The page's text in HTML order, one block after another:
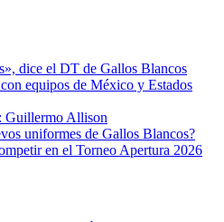
dice el DT de Gallos Blancos
equipos de México y Estados
Guillermo Allison
uniformes de Gallos Blancos?
en el Torneo Apertura 2026